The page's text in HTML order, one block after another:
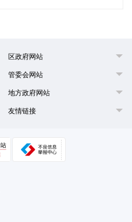
区政府网站
管委会网站
地方政府网站
友情链接